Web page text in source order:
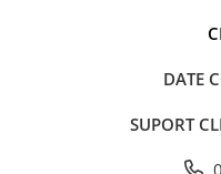
DATE
SUPORT